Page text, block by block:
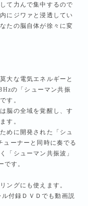
て力んで集中するので
にジワァと浸透してい
たの脳自体が徐々に変
大な電気エネルギーと
の「シューマン共振
す。
脳の全域を覚醒し、す
す。
めに開発された「シュ
ューナーと同時に奏でる
「シューマン共振波」
です。
ングにも使えます。
付録ＤＶＤでも動画説